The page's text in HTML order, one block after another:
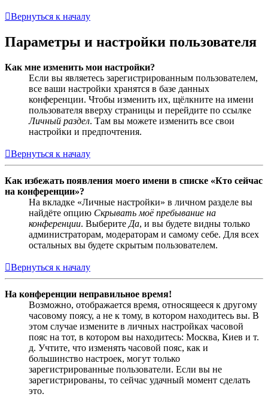
Вернуться к началу
Параметры и настройки пользователя
Как мне изменить мои настройки?
Если вы являетесь зарегистрированным пользователем,
все ваши настройки хранятся в базе данных
конференции. Чтобы изменить их, щёлкните на имени
пользователя вверху страницы и перейдите по ссылке
Личный раздел. Там вы можете изменить все свои
настройки и предпочтения.
Вернуться к началу
Как избежать появления моего имени в списке «Кто сейчас
на конференции»?
На вкладке «Личные настройки» в личном разделе вы
найдёте опцию Скрывать моё пребывание на
конференции. Выберите Да, и вы будете видны только
администраторам, модераторам и самому себе. Для всех
остальных вы будете скрытым пользователем.
Вернуться к началу
На конференции неправильное время!
Возможно, отображается время, относящееся к другому
часовому поясу, а не к тому, в котором находитесь вы. В
этом случае измените в личных настройках часовой
пояс на тот, в котором вы находитесь: Москва, Киев и т.
д. Учтите, что изменять часовой пояс, как и
большинство настроек, могут только
зарегистрированные пользователи. Если вы не
зарегистрированы, то сейчас удачный момент сделать
это.